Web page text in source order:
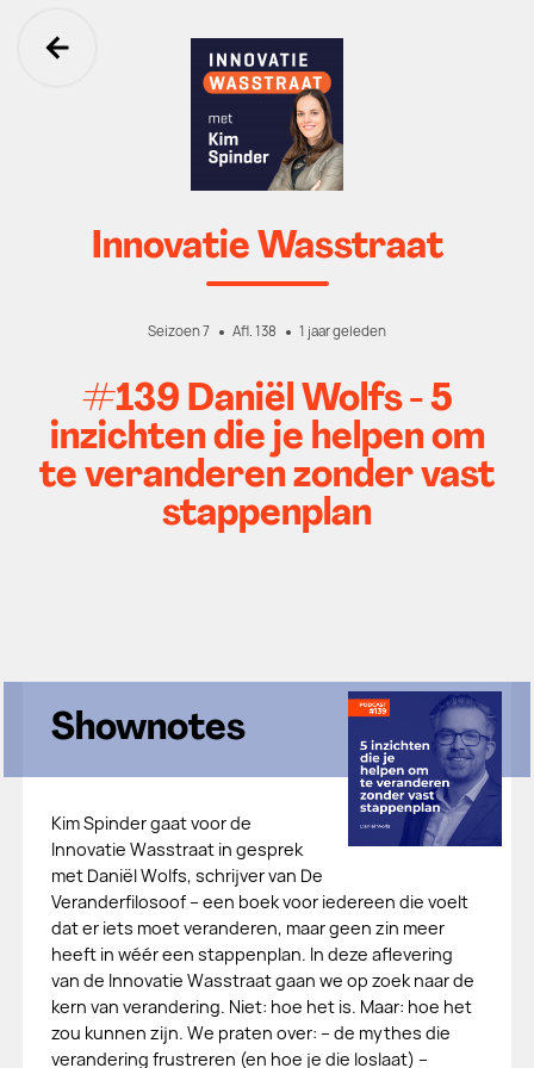
Ga terug
Innovatie Wasstraat
Seizoen 7 Afl. 138 1 jaar geleden
#139 Daniël Wolfs - 5
inzichten die je helpen om
te veranderen zonder vast
stappenplan
Shownotes
Kim Spinder gaat voor de
Innovatie Wasstraat in gesprek
met Daniël Wolfs, schrijver van De
Veranderfilosoof – een boek voor iedereen die voelt
dat er iets moet veranderen, maar geen zin meer
heeft in wéér een stappenplan. In deze aflevering
van de Innovatie Wasstraat gaan we op zoek naar de
kern van verandering. Niet: hoe het is. Maar: hoe het
zou kunnen zijn. We praten over: – de mythes die
verandering frustreren (en hoe je die loslaat) –